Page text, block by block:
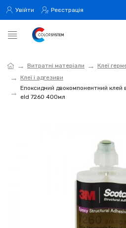
Увійти Реєстрація
Витратні матеріали
Клеї
Клеї і адгезиви
Епоксидний двокомпонентний клей
eld 7260 400мл